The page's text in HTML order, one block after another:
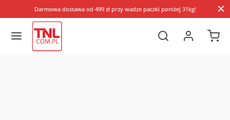
Darmowa dostawa od 499 zł przy wadze paczki poniżej 31kg!